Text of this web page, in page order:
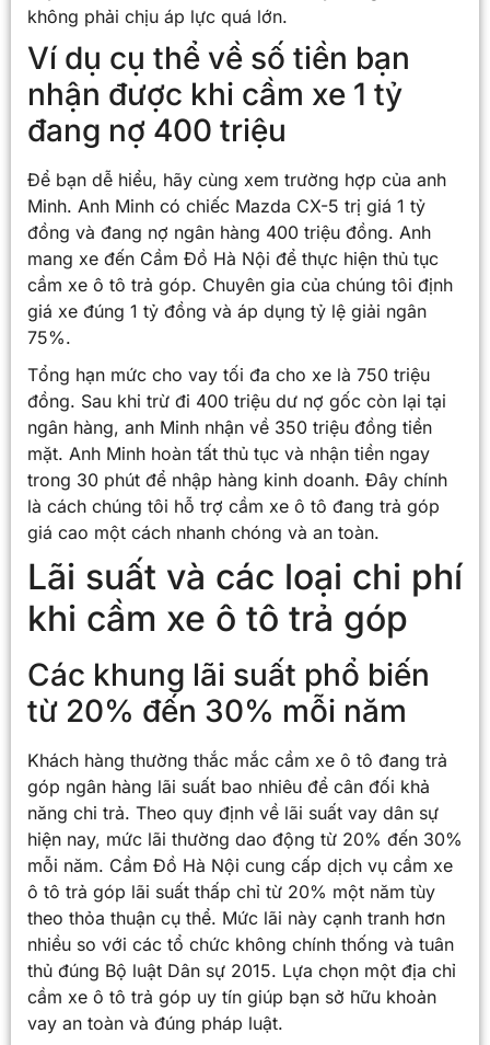
không phải chịu áp lực quá lớn.
Ví dụ cụ thể về số tiền bạn
nhận được khi cầm xe 1 tỷ
đang nợ 400 triệu
Để bạn dễ hiểu, hãy cùng xem trường hợp của anh
Minh. Anh Minh có chiếc Mazda CX-5 trị giá 1 tỷ
đồng và đang nợ ngân hàng 400 triệu đồng. Anh
mang xe đến Cầm Đồ Hà Nội để thực hiện thủ tục
cầm xe ô tô trả góp. Chuyên gia của chúng tôi định
giá xe đúng 1 tỷ đồng và áp dụng tỷ lệ giải ngân
75%.
Tổng hạn mức cho vay tối đa cho xe là 750 triệu
đồng. Sau khi trừ đi 400 triệu dư nợ gốc còn lại tại
ngân hàng, anh Minh nhận về 350 triệu đồng tiền
mặt. Anh Minh hoàn tất thủ tục và nhận tiền ngay
trong 30 phút để nhập hàng kinh doanh. Đây chính
là cách chúng tôi hỗ trợ cầm xe ô tô đang trả góp
giá cao một cách nhanh chóng và an toàn.
Lãi suất và các loại chi phí
khi cầm xe ô tô trả góp
Các khung lãi suất phổ biến
từ 20% đến 30% mỗi năm
Khách hàng thường thắc mắc cầm xe ô tô đang trả
góp ngân hàng lãi suất bao nhiêu để cân đối khả
năng chi trả. Theo quy định về lãi suất vay dân sự
hiện nay, mức lãi thường dao động từ 20% đến 30%
mỗi năm. Cầm Đồ Hà Nội cung cấp dịch vụ cầm xe
ô tô trả góp lãi suất thấp chỉ từ 20% một năm tùy
theo thỏa thuận cụ thể. Mức lãi này cạnh tranh hơn
nhiều so với các tổ chức không chính thống và tuân
thủ đúng Bộ luật Dân sự 2015. Lựa chọn một địa chỉ
cầm xe ô tô trả góp uy tín giúp bạn sở hữu khoản
vay an toàn và đúng pháp luật.